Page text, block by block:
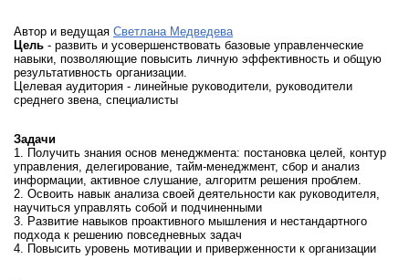
Автор и ведущая Светлана Медведева
Цель - развить и усовершенствовать базовые управленческие
навыки, позволяющие повысить личную эффективность и общую
результативность организации.
Целевая аудитория - линейные руководители, руководители
среднего звена, специалисты
Задачи
1. Получить знания основ менеджмента: постановка целей, контур
управления, делегирование, тайм-менеджмент, сбор и анализ
информации, активное слушание, алгоритм решения проблем.
2. Освоить навык анализа своей деятельности как руководителя,
научиться управлять собой и подчиненными
3. Развитие навыков проактивного мышления и нестандартного
подхода к решению повседневных задач
4. Повысить уровень мотивации и приверженности к организации